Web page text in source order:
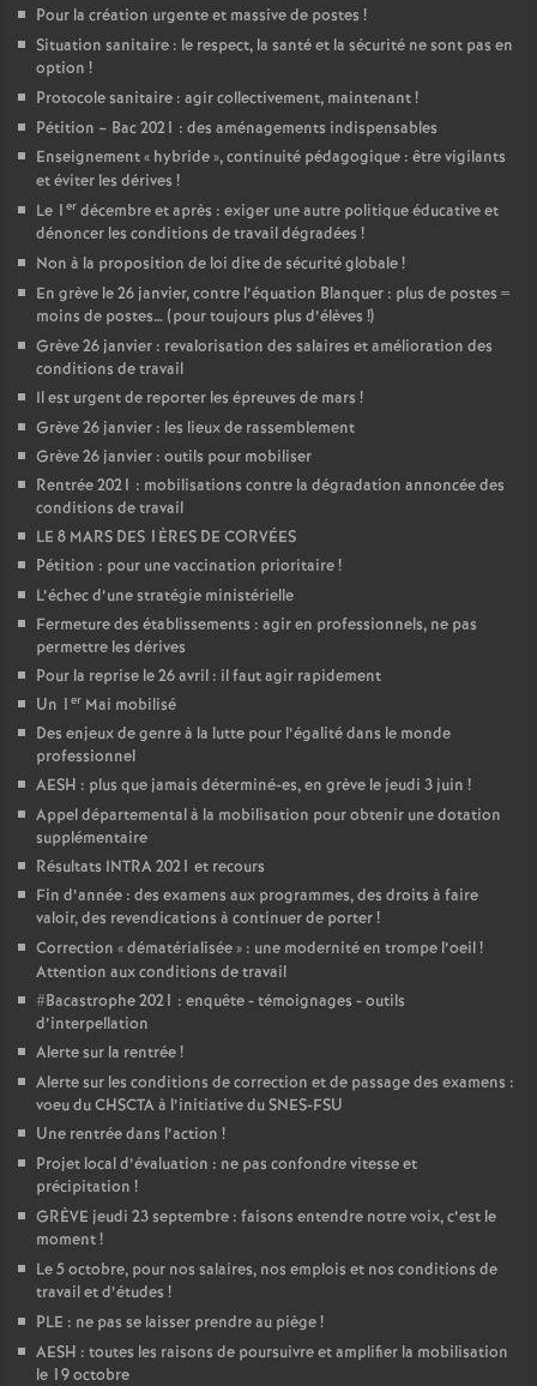
Pour la création urgente et massive de postes !
Situation sanitaire : le respect, la santé et la sécurité ne sont pas en
option !
Protocole sanitaire : agir collectivement, maintenant!
Pétition – Bac 2021 : des aménagements indispensables
Enseignement « hybride», continuité pédagogique : être vigilants
et éviter les dérives !
Le 1 er décembre et après : exiger une autre politique éducative et
dénoncer les conditions de travail dégradées !
Non à la proposition de loi dite de sécurité globale!
En grève le 26 janvier, contre l’équation Blanquer : plus de postes =
moins de postes… (pour toujours plus d’élèves !)
Grève 26 janvier : revalorisation des salaires et amélioration des
conditions de travail
Il est urgent de reporter les épreuves de mars !
Grève 26 janvier : les lieux de rassemblement
Grève 26 janvier : outils pour mobiliser
Rentrée 2021 : mobilisations contre la dégradation annoncée des
conditions de travail
LE 8 MARS DES 1ÈRES DE CORVÉES
Pétition : pour une vaccination prioritaire!
L’échec d’une stratégie ministérielle
Fermeture des établissements : agir en professionnels, ne pas
permettre les dérives
Pour la reprise le 26 avril : il faut agir rapidement
Un 1 er Mai mobilisé
Des enjeux de genre à la lutte pour l’égalité dans le monde
professionnel
AESH : plus que jamais déterminé-es, en grève le jeudi 3 juin !
Appel départemental à la mobilisation pour obtenir une dotation
supplémentaire
Résultats INTRA 2021 et recours
Fin d’année : des examens aux programmes, des droits à faire
valoir, des revendications à continuer de porter!
Correction «dématérialisée» : une modernité en trompe l’oeil!
Attention aux conditions de travail
#Bacastrophe 2021 : enquête - témoignages - outils
d’interpellation
Alerte sur la rentrée!
Alerte sur les conditions de correction et de passage des examens :
voeu du CHSCTA à l’initiative du SNES-FSU
Une rentrée dans l’action !
Projet local d’évaluation : ne pas confondre vitesse et
précipitation !
GRÈVE jeudi 23 septembre : faisons entendre notre voix, c’est le
moment!
Le 5 octobre, pour nos salaires, nos emplois et nos conditions de
travail et d’études !
PLE : ne pas se laisser prendre au piège!
AESH : toutes les raisons de poursuivre et amplifier la mobilisation
le 19 octobre